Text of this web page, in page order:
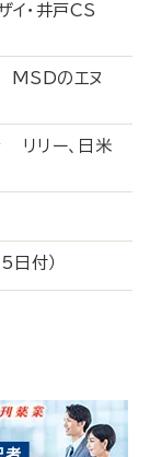
・井戸CS
MSDのエヌ
リリー、日米
5日付）